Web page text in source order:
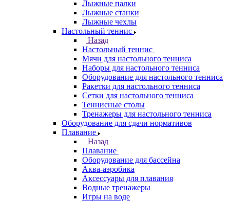
Лыжные палки
Лыжные станки
Лыжные чехлы
Настольный теннис
Назад
Настольный теннис
Мячи для настольного тенниса
Наборы для настольного тенниса
Оборудование для настольного тенниса
Ракетки для настольного тенниса
Сетки для настольного тенниса
Теннисные столы
Тренажеры для настольного тенниса
Оборудование для сдачи нормативов
Плавание
Назад
Плавание
Оборудование для бассейна
Аква-аэробика
Аксессуары для плавания
Водные тренажеры
Игры на воде